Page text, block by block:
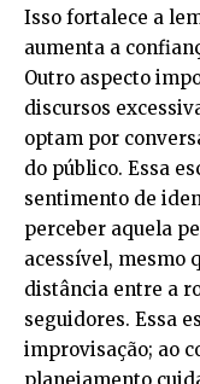
Isso fortalece a
aumenta a
Outro aspecto
discursos
optam por
do público. Essa
sentimento de
perceber aquela
acessível, mesmo
distância entre a
seguidores. Essa
improvisação; ao